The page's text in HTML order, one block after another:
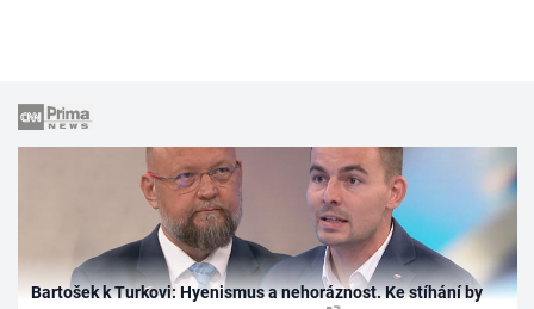
Bartošek k Turkovi: Hyenismus a nehoráznost. Ke stíhání by